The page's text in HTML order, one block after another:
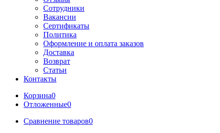
Сотрудники
Вакансии
Сертификаты
Политика
Оформление и оплата заказов
Доставка
Возврат
Статьи
Контакты
Корзина0
Отложенные0
Сравнение товаров0